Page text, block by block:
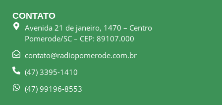
e
b
o
k
s
q
t
a
g
r
a
m
CONTATO
Avenida 21 de janeiro, 1470 – Centro
Pomerode/SC – CEP: 89107.000
contato@radiopomerode.com.br
(47) 3395-1410
(47) 99196-8553